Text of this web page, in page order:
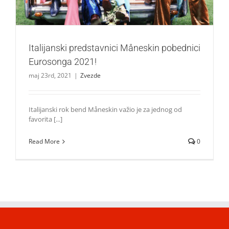
Italijanski predstavnici Måneskin pobednici
Eurosonga 2021!
maj 23rd, 2021 | Zvezde
Italijanski rok bend Måneskin važio je za jednog od
favorita [...]
Read More 0